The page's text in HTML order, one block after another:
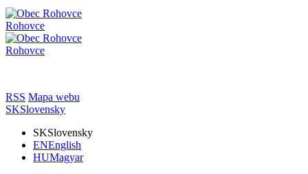
Rohovce
Rohovce
RSS Mapa webu
SKSlovensky
SKSlovensky
ENEnglish
HUMagyar